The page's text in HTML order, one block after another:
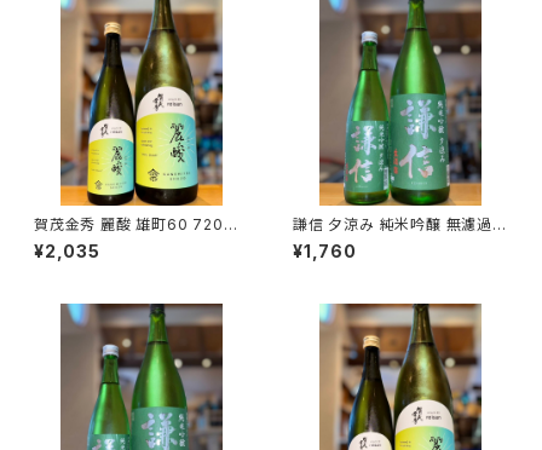
賀茂金秀 麗酸 雄町60 720ml
１本（金光酒造・広島県東広島市
黒瀬町）
¥2,035
謙信 夕涼み 純米吟醸 無濾過生
720ml１本（池田屋酒造・新潟
県糸魚川市新鉄）
¥1,760